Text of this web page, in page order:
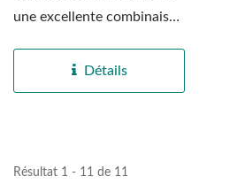
une excellente combinaison
Détails
Résultat 1 - 11 de 11